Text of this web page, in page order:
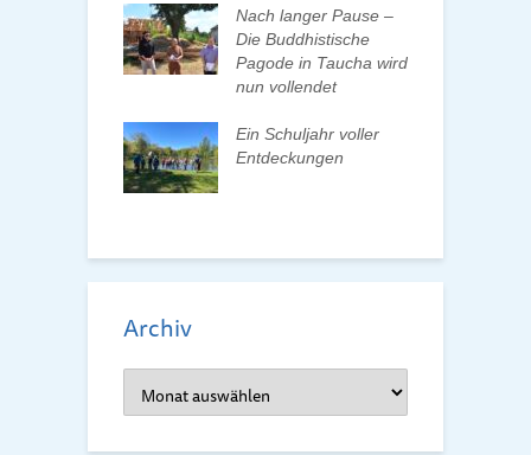
Nach langer Pause –
Die Buddhistische
Pagode in Taucha wird
nun vollendet
Ein Schuljahr voller
Entdeckungen
Archiv
Archiv